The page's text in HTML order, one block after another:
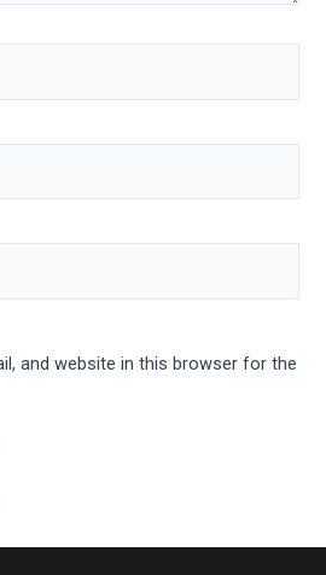
and website in this browser for the